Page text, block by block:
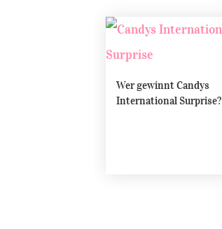
Wer gewinnt Candys
International Surprise?